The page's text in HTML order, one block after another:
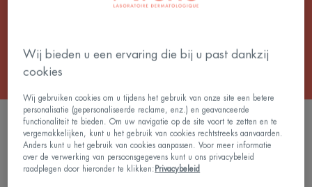
3 Resultaten "Getinte zonnecrèmes"
Reflex
50+
SPF
Wij bieden u een ervaring die bij u past dankzij
cookies
Wij gebruiken cookies om u tijdens het gebruik van onze site een betere
personalisatie (gepersonaliseerde reclame, enz.) en geavanceerde
functionaliteit te bieden. Om uw navigatie op de site voort te zetten en te
vergemakkelijken, kunt u het gebruik van cookies rechtstreeks aanvaarden.
Anders kunt u het gebruik van cookies aanpassen. Voor meer informatie
over de verwerking van persoonsgegevens kunt u ons privacybeleid
raadplegen door hieronder te klikken: Privacybeleid